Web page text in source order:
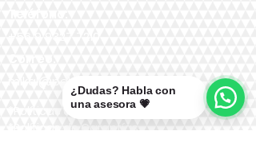
*Políticas de Envío
*Políticas de Garantías
¿Dudas? Habla con
una asesora 💗